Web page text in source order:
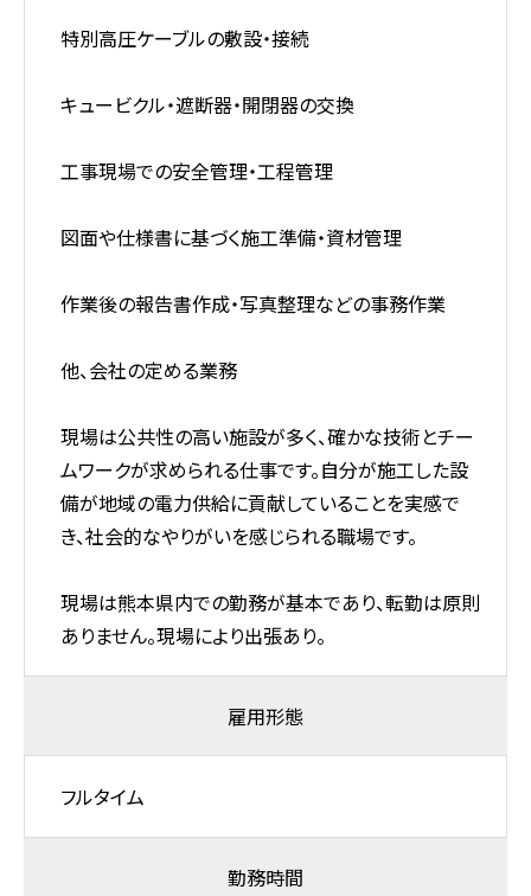
特別高圧ケーブルの敷設・接続
キュービクル・遮断器・開閉器の交換
工事現場での安全管理・工程管理
図面や仕様書に基づく施工準備・資材管理
作業後の報告書作成・写真整理などの事務作業
他、会社の定める業務
現場は公共性の高い施設が多く、確かな技術とチー
ムワークが求められる仕事です。自分が施工した設
備が地域の電力供給に貢献していることを実感で
き、社会的なやりがいを感じられる職場です。
現場は熊本県内での勤務が基本であり、転勤は原則
ありません。現場により出張あり。
雇用形態
フルタイム
勤務時間